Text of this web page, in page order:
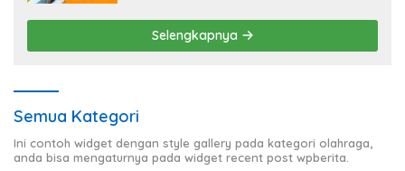
Selengkapnya
Semua Kategori
Ini contoh widget dengan style gallery pada kategori olahraga,
anda bisa mengaturnya pada widget recent post wpberita.